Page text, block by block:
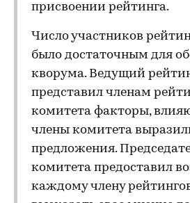
присвоении рейтинга.
Число участников
было достаточным для
кворума. Ведущий
представил членам
комитета факторы,
члены комитета
предложения.
комитета предоставил
каждому члену